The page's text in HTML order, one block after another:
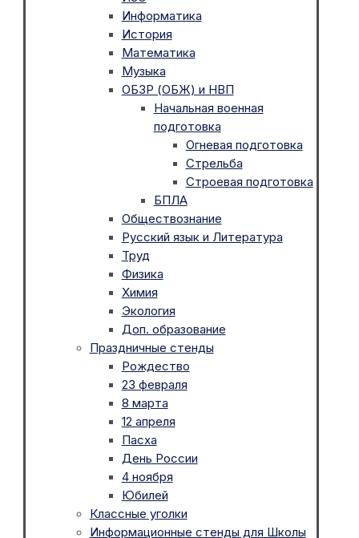
Информатика
История
Математика
Музыка
ОБЗР (ОБЖ) и НВП
Начальная военная
подготовка
Огневая подготовка
Стрельба
Строевая подготовка
БПЛА
Обществознание
Русский язык и Литература
Труд
Физика
Химия
Экология
Доп. образование
Праздничные стенды
Рождество
23 февраля
8 марта
12 апреля
Пасха
День России
4 ноября
Юбилей
Классные уголки
Информационные стенды для Школы